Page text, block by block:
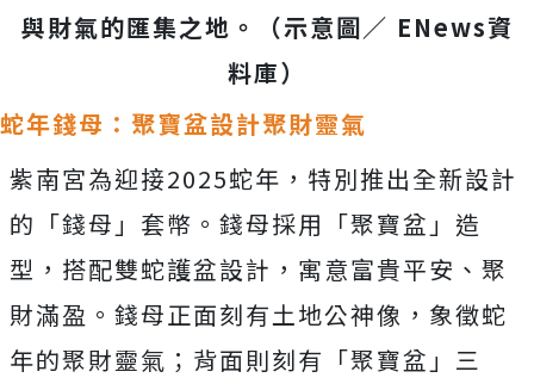
與財氣的匯集之地。
（示意圖／ ENews資
料庫）
蛇年錢母：聚寶盆設計聚財靈氣
紫南宮為迎接2025蛇年，特別推出全新設計
的「錢母」套幣。錢母採用「聚寶盆」造
型，搭配雙蛇護盆設計，寓意富貴平安、聚
財滿盈。錢母正面刻有土地公神像，象徵蛇
年的聚財靈氣；背面則刻有「聚寶盆」三